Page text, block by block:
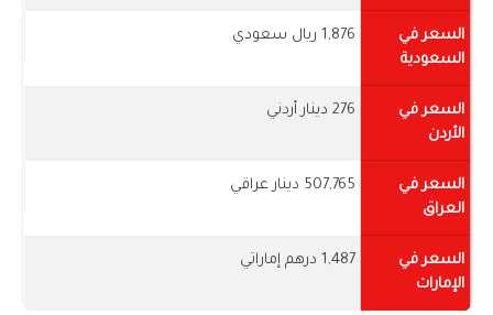
السعر في
السعودية
1,876 ريال سعودي
السعر في
الأردن
276 دينار أردني
السعر في
العراق
507,765 دينار عراقي
السعر في
الإمارات
1,487 درهم إماراتي